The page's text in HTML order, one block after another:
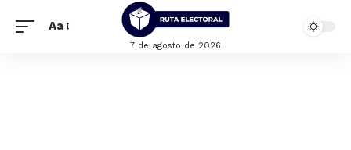
Aa
7 de agosto de 2026